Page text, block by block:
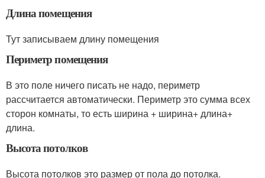
Длина помещения
Тут записываем длину помещения
Периметр помещения
В это поле ничего писать не надо, периметр
рассчитается автоматически. Периметр это сумма всех
сторон комнаты, то есть ширина + ширина+ длина+
длина.
Высота потолков
Высота потолков это размер от пола до потолка.